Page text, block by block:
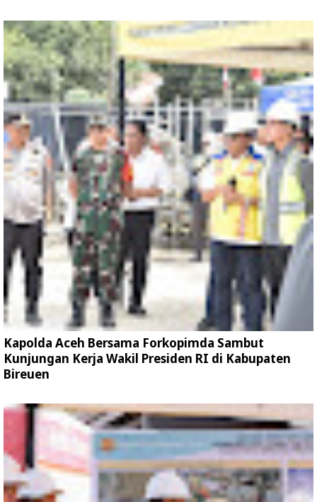
Kapolda Aceh Bersama Forkopimda Sambut
Kunjungan Kerja Wakil Presiden RI di Kabupaten
Bireuen